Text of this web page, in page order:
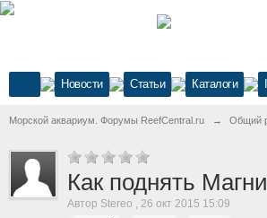
Новости Статьи Каталоги
Морской аквариум. Форумы ReefCentral.ru → Общий
Как поднять
Автор Stereo , 26 окт 2015 15:09